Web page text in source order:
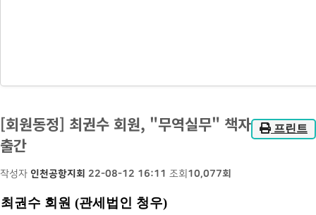
프린트
[회원동정] 최권수 회원, "무역실무" 책자
출간
작성자 인천공항지회 22-08-12 16:11 조회 10,077회
최권수 회원 (관세법인 청우)